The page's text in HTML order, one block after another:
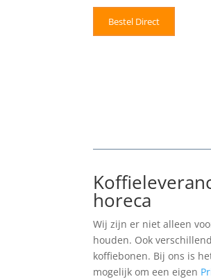
Bestel Direct
horeca
Wij zijn er niet alleen
houden. Ook
koffiebonen. Bij ons is
mogelijk om een eigen